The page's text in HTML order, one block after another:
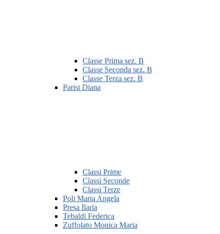
Classe Prima sez. B
Classe Seconda sez. B
Classe Terza sez. B
Parisi Diana
Classi Prime
Classi Seconde
Classi Terze
Poli Maria Angela
Presa Ilaria
Tebaldi Federica
Zuffolato Monica Maria